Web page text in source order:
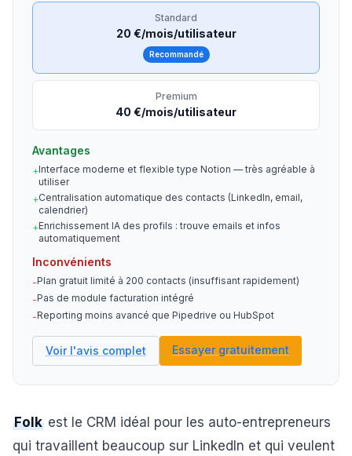
Standard
20 €/mois/utilisateur
Recommandé
Premium
40 €/mois/utilisateur
Avantages
+Interface moderne et flexible type Notion — très agréable à
utiliser
+Centralisation automatique des contacts (LinkedIn, email,
calendrier)
+Enrichissement IA des profils : trouve emails et infos
automatiquement
Inconvénients
-Plan gratuit limité à 200 contacts (insuffisant rapidement)
-Pas de module facturation intégré
-Reporting moins avancé que Pipedrive ou HubSpot
Voir l'avis complet Essayer gratuitement
Folk est le CRM idéal pour les auto-entrepreneurs
qui travaillent beaucoup sur LinkedIn et qui veulent